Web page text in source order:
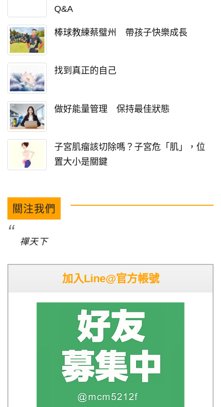
Q&A
棒球教練蔡璧州 帶孩子快樂成長
找到真正的自己
做好能量管理 保持最佳狀態
子宮肌瘤該切除嗎？子宮危「肌」，位
置大小是關鍵
關注我們
禪天下
加入Line@官方帳號